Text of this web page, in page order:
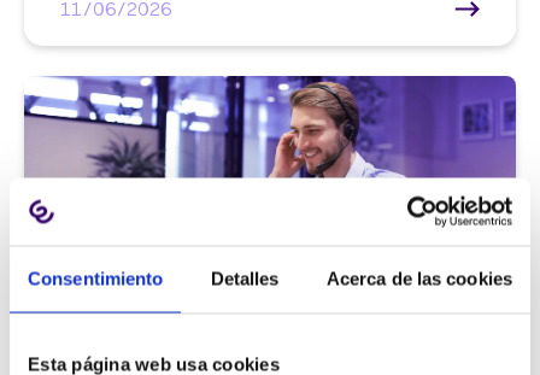
Consentimiento Detalles Acerca de las cookies
Esta página web usa cookies
11/06/2026